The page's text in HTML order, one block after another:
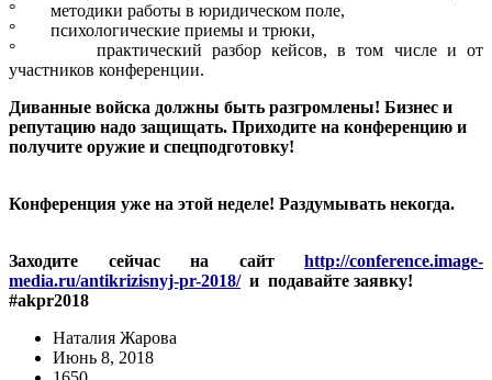
° методики работы в юридическом поле,
° психологические приемы и трюки,
° практический разбор кейсов, в том числе и от
участников конференции.
Диванные войска должны быть разгромлены! Бизнес и
репутацию надо защищать. Приходите на конференцию и
получите оружие и спецподготовку!
Конференция уже на этой неделе! Раздумывать некогда.
Заходите сейчас на сайт http://conference.image-
media.ru/antikrizisnyj-pr-2018/и подавайте заявку!
#akpr2018
Наталия Жарова
Июнь 8, 2018